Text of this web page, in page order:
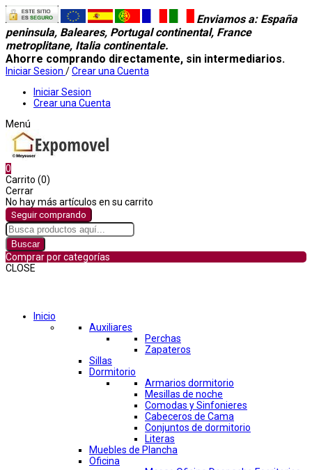
Enviamos a: España
peninsula, Baleares, Portugal continental, France
metroplitane, Italia continentale.
Ahorre comprando directamente, sin intermediarios.
Iniciar Sesion /Crear una Cuenta
Iniciar Sesion
Crear una Cuenta
Menú
0
Carrito (0)
Cerrar
No hay más artículos en su carrito
Seguir comprando
Buscar
Comprar por categorías
CLOSE
Inicio
Auxiliares
Perchas
Zapateros
Sillas
Dormitorio
Armarios dormitorio
Mesillas de noche
Comodas y Sinfonieres
Cabeceros de Cama
Conjuntos de dormitorio
Literas
Muebles de Plancha
Oficina